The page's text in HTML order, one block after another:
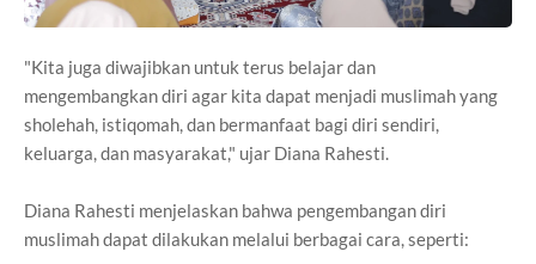
"Kita juga diwajibkan untuk terus belajar dan
mengembangkan diri agar kita dapat menjadi muslimah yang
sholehah, istiqomah, dan bermanfaat bagi diri sendiri,
keluarga, dan masyarakat," ujar Diana Rahesti.
Diana Rahesti menjelaskan bahwa pengembangan diri
muslimah dapat dilakukan melalui berbagai cara, seperti: